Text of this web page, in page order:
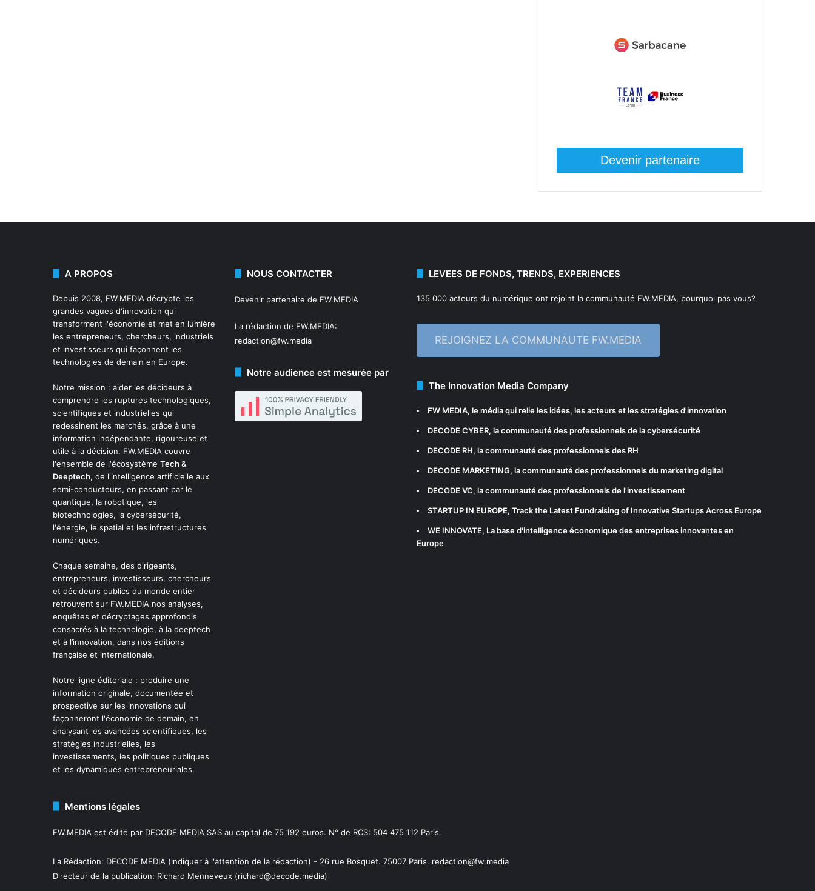
Devenir partenaire
A PROPOS
Depuis 2008, FW.MEDIA décrypte les
grandes vagues d'innovation qui
transforment l'économie et met en lumière
les entrepreneurs, chercheurs, industriels
et investisseurs qui façonnent les
technologies de demain en Europe.
Notre mission : aider les décideurs à
comprendre les ruptures technologiques,
scientifiques et industrielles qui
redessinent les marchés, grâce à une
information indépendante, rigoureuse et
utile à la décision. FW.MEDIA couvre
l'ensemble de l'écosystème Tech &
Deeptech, de l'intelligence artificielle aux
semi-conducteurs, en passant par le
quantique, la robotique, les
biotechnologies, la cybersécurité,
l'énergie, le spatial et les infrastructures
numériques.
Chaque semaine, des dirigeants,
entrepreneurs, investisseurs, chercheurs
et décideurs publics du monde entier
retrouvent sur FW.MEDIA nos analyses,
enquêtes et décryptages approfondis
consacrés à la technologie, à la deeptech
et à l’innovation, dans nos éditions
française et internationale.
Notre ligne éditoriale : produire une
information originale, documentée et
prospective sur les innovations qui
façonneront l'économie de demain, en
analysant les avancées scientifiques, les
stratégies industrielles, les
investissements, les politiques publiques
et les dynamiques entrepreneuriales.
NOUS CONTACTER
Devenir partenaire de FW.MEDIA
La rédaction de FW.MEDIA:
redaction@fw.media
Notre audience est mesurée par
LEVEES DE FONDS, TRENDS, EXPERIENCES
135 000 acteurs du numérique ont rejoint la communauté FW.MEDIA, pourquoi pas vous?
REJOIGNEZ LA COMMUNAUTE FW.MEDIA
The Innovation Media Company
FW MEDIA, le média qui relie les idées, les acteurs et les stratégies d'innovation
DECODE CYBER, la communauté des professionnels de la cybersécurité
DECODE RH, la communauté des professionnels des RH
DECODE MARKETING, la communauté des professionnels du marketing digital
DECODE VC, la communauté des professionnels de l'investissement
STARTUP IN EUROPE, Track the Latest Fundraising of Innovative Startups Across Europe
WE INNOVATE, La base d'intelligence économique des entreprises innovantes en
Europe
Mentions légales
FW.MEDIA est édité par DECODE MEDIA SAS au capital de 75 192 euros. N° de RCS: 504 475 112 Paris.
La Rédaction: DECODE MEDIA (indiquer à l'attention de la rédaction) - 26 rue Bosquet. 75007 Paris. redaction@fw.media
Directeur de la publication: Richard Menneveux (richard@decode.media)